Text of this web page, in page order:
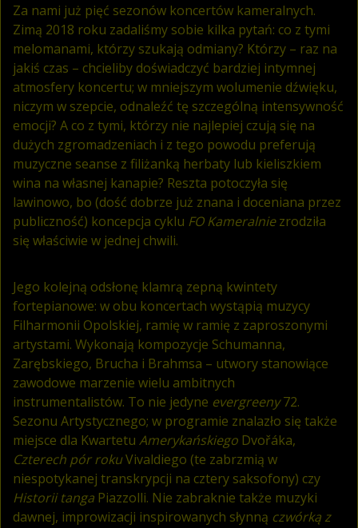
Za nami już pięć sezonów koncertów kameralnych.
Zimą 2018 roku zadaliśmy sobie kilka pytań: co z tymi
melomanami, którzy szukają odmiany? Którzy – raz na
jakiś czas – chcieliby doświadczyć bardziej intymnej
atmosfery koncertu; w mniejszym wolumenie dźwięku,
niczym w szepcie, odnaleźć tę szczególną intensywność
emocji? A co z tymi, którzy nie najlepiej czują się na
dużych zgromadzeniach i z tego powodu preferują
muzyczne seanse z filiżanką herbaty lub kieliszkiem
wina na własnej kanapie? Reszta potoczyła się
lawinowo, bo (dość dobrze już znana i doceniana przez
publiczność) koncepcja cyklu FO Kameralniezrodziła
się właściwie w jednej chwili.
Jego kolejną odsłonę klamrą zepną kwintety
fortepianowe: w obu koncertach wystąpią muzycy
Filharmonii Opolskiej, ramię w ramię z zaproszonymi
artystami. Wykonają kompozycje Schumanna,
Zarębskiego, Brucha i Brahmsa – utwory stanowiące
zawodowe marzenie wielu ambitnych
instrumentalistów. To nie jedyne evergreeny72.
Sezonu Artystycznego; w programie znalazło się także
miejsce dla Kwartetu Amerykańskiego Dvořáka,
Czterech pór rokuVivaldiego (te zabrzmią w
niespotykanej transkrypcji na cztery saksofony) czy
Historii tanga Piazzolli. Nie zabraknie także muzyki
dawnej, improwizacji inspirowanych słynną czwórką z